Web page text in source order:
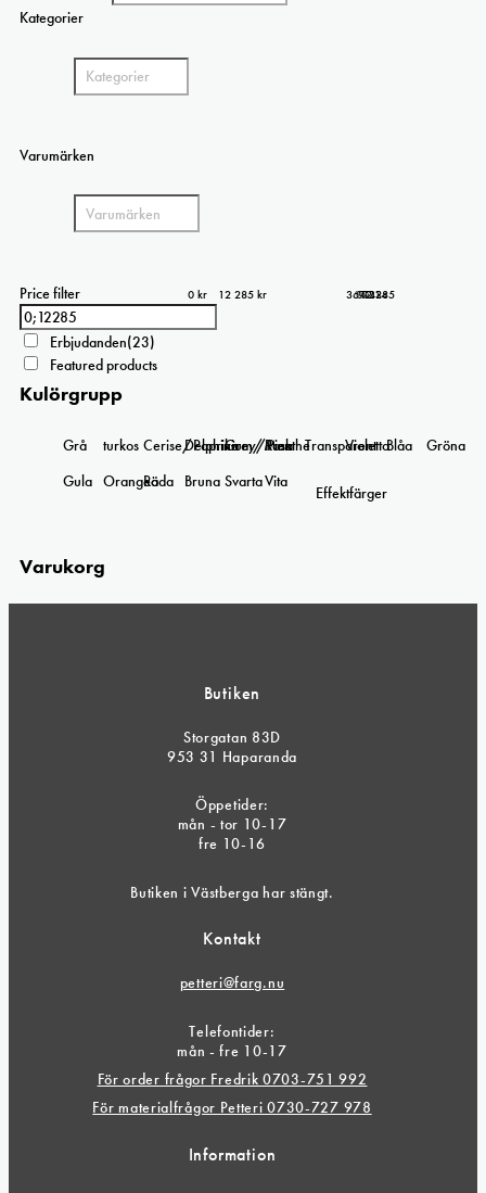
Kategorier
Varumärken
Price filter 0 kr 12 285 kr 0
3 071
6 143
9 214
12 285
Erbjudanden(23)
Featured products
Kulörgrupp
Grå turkos Cerise/Paprika
Delphinium/Menthe
Grey/Pink
Rosa Transparent
ViolettaBlåa
Gröna
Gula OrangeaRöda Bruna SvartaVita
Effektfärger
Varukorg
Butiken
Storgatan 83D
953 31 Haparanda
Öppetider:
mån - tor 10-17
fre 10-16
Butiken i Västberga har stängt.
Kontakt
petteri@farg.nu
Telefontider:
mån - fre 10-17
För order frågor Fredrik 0703-751 992
För materialfrågor Petteri 0730-727 978
Information